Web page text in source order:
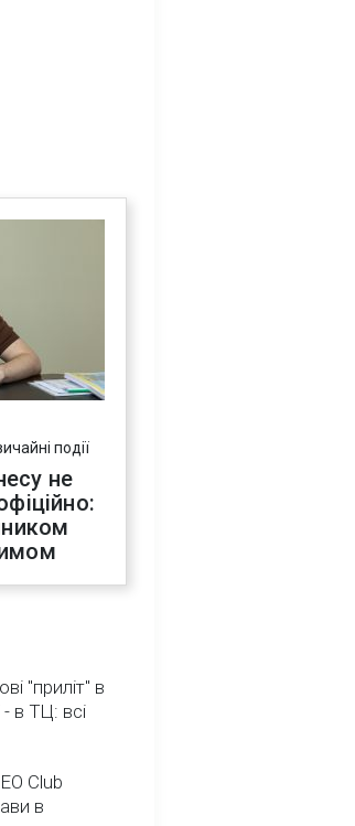
події
не
"приліт" в
в ТЦ: всі
Club
в